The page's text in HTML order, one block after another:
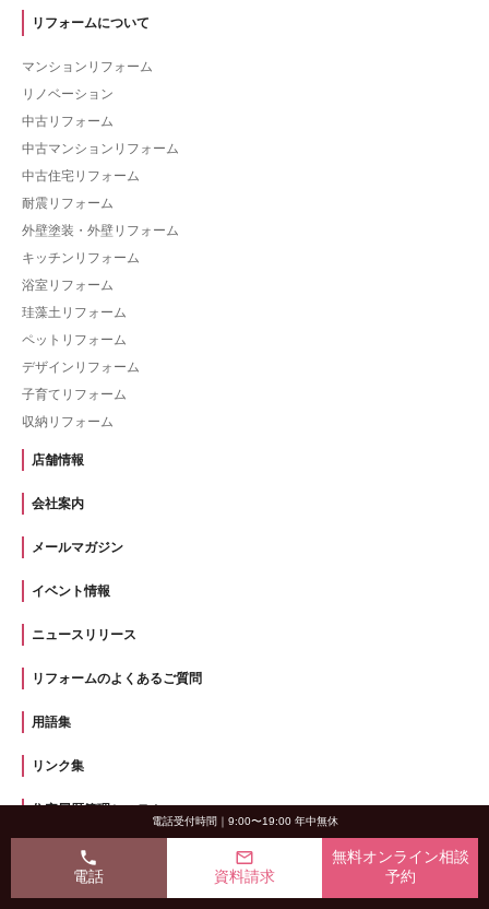
リフォームについて
マンションリフォーム
リノベーション
中古リフォーム
中古マンションリフォーム
中古住宅リフォーム
耐震リフォーム
外壁塗装・外壁リフォーム
キッチンリフォーム
浴室リフォーム
珪藻土リフォーム
ペットリフォーム
デザインリフォーム
子育てリフォーム
収納リフォーム
店舗情報
会社案内
メールマガジン
イベント情報
ニュースリリース
リフォームのよくあるご質問
用語集
リンク集
住宅履歴管理システム
お問い合わせ
無料オンライン相談予約
電話受付時間｜9:00〜19:00 年中無休
phone
電話
mail_outline
資料請求
無料オンライン相談
予約